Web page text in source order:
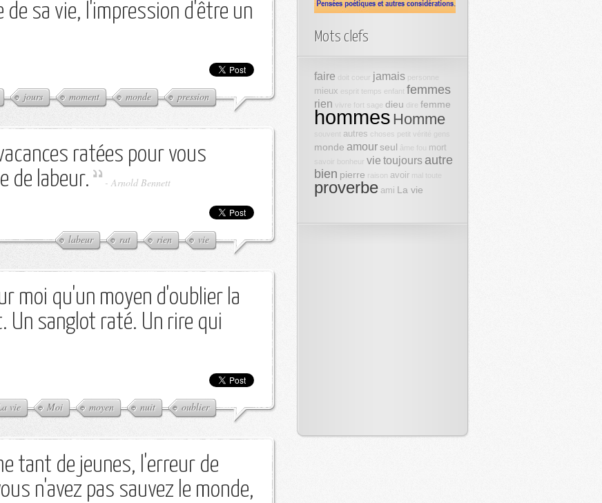
sa vie, l'impression d'être un
jours moment monde pression
ratées pour vous
de labeur.
- Arnold Bennett
labeur rat rien vie
moi qu'un moyen d'oublier la
Un sanglot raté. Un rire qui
vie Moi moyen nuit oublier
tant de jeunes, l'erreur de
n'avez pas sauvez le monde,
Mots clefs
faire coeur jamais personne
mieux esprit temps enfant femmes
rien vivre fort sage dieu dire femme
hommes Homme
souvent autres choses petit vérité
monde amourseul âme fou mort
bonheur vie toujours autre
bien pierre raison avoir mal toute
proverbe ami La vie